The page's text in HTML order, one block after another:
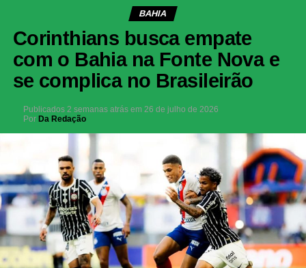
BAHIA
Corinthians busca empate
com o Bahia na Fonte Nova e
se complica no Brasileirão
Publicados 2 semanas atrás em 26 de julho de 2026
Por Da Redação